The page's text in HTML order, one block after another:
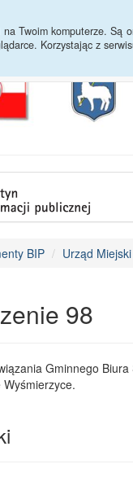
Twoim komputerze.
Korzystając z
BIP Urząd
98
Gminnego